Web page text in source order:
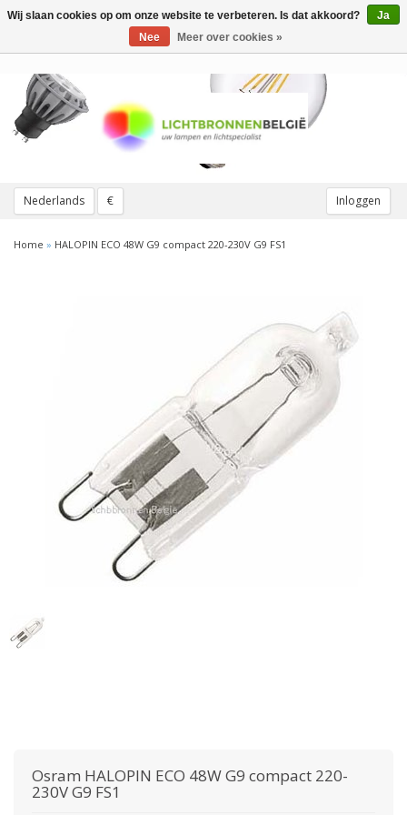
Nederlands € Inloggen
Toggle
Home » HALOPIN ECO 48W G9 compact 220-230V G9 FS1
Osram HALOPIN ECO 48W G9 compact 220-
230V G9 FS1
Wij slaan cookies op om onze website te verbeteren. Is dat akkoord?
Ja
Nee
Meer over cookies »